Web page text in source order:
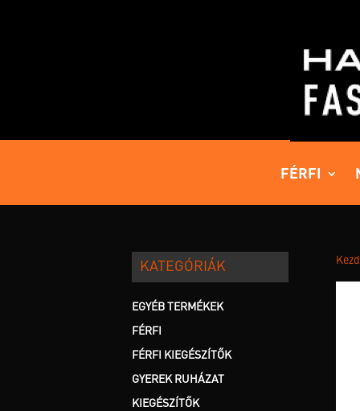
FÉRFI
KATEGÓRIÁK
EGYÉB TERMÉKEK
FÉRFI
FÉRFI KIEGÉSZÍTŐK
GYEREK RUHÁZAT
KIEGÉSZÍTŐK